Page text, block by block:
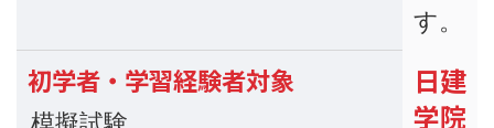
す。
初学者・学習経験者対象
日建
学院